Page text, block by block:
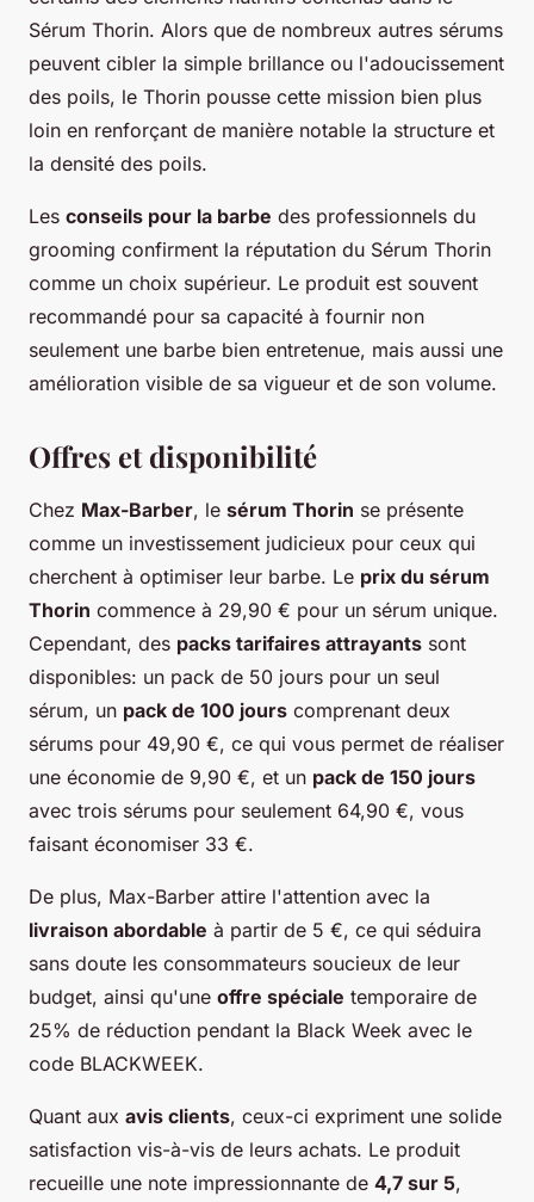
Sérum Thorin. Alors que de nombreux autres sérums
peuvent cibler la simple brillance ou l'adoucissement
des poils, le Thorin pousse cette mission bien plus
loin en renforçant de manière notable la structure et
la densité des poils.
Les conseils pour la barbe des professionnels du
grooming confirment la réputation du Sérum Thorin
comme un choix supérieur. Le produit est souvent
recommandé pour sa capacité à fournir non
seulement une barbe bien entretenue, mais aussi une
amélioration visible de sa vigueur et de son volume.
Offres et disponibilité
Chez Max-Barber, le sérum Thorin se présente
comme un investissement judicieux pour ceux qui
cherchent à optimiser leur barbe. Le prix du sérum
Thorin commence à 29,90 € pour un sérum unique.
Cependant, des packs tarifaires attrayants sont
disponibles: un pack de 50 jours pour un seul
sérum, un pack de 100 jours comprenant deux
sérums pour 49,90 €, ce qui vous permet de réaliser
une économie de 9,90 €, et un pack de 150 jours
avec trois sérums pour seulement 64,90 €, vous
faisant économiser 33 €.
De plus, Max-Barber attire l'attention avec la
livraison abordable à partir de 5 €, ce qui séduira
sans doute les consommateurs soucieux de leur
budget, ainsi qu'une offre spéciale temporaire de
25% de réduction pendant la Black Week avec le
code BLACKWEEK.
Quant aux avis clients, ceux-ci expriment une solide
satisfaction vis-à-vis de leurs achats. Le produit
recueille une note impressionnante de 4,7 sur 5,